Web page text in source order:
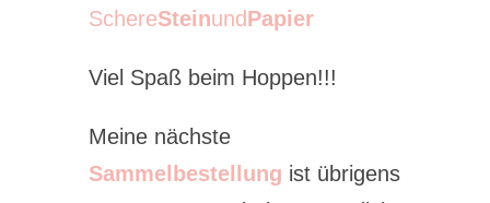
SchereSteinundPapier
Viel Spaß beim Hoppen!!!
Meine nächste
Sammelbestellung ist übrigens